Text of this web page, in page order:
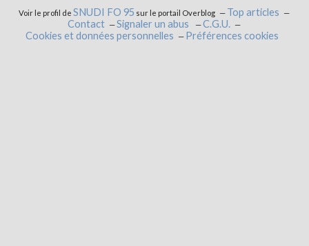
Voir le profil deSNUDI FO 95 sur le portail Overblog
Top articles
Contact
Signaler un abus
C.G.U.
Cookies et données personnelles
Préférences cookies